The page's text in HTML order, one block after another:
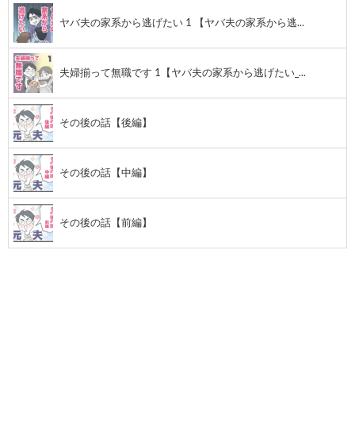
ヤバ夫の家系から逃げたい 1 【ヤバ夫の家系から逃...
夫婦揃って無職です 1【ヤバ夫の家系から逃げたい_...
その後の話【後編】
その後の話【中編】
その後の話【前編】